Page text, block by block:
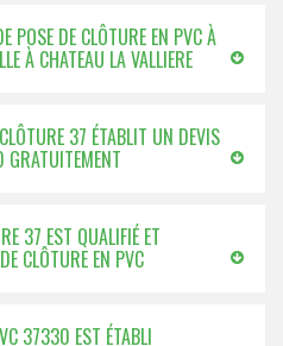
POSE DE CLÔTURE EN PVC À
À CHATEAU LA VALLIERE
37 ÉTABLIT UN DEVIS
GRATUITEMENT
37 EST QUALIFIÉ ET
CLÔTURE EN PVC
37330 EST ÉTABLI